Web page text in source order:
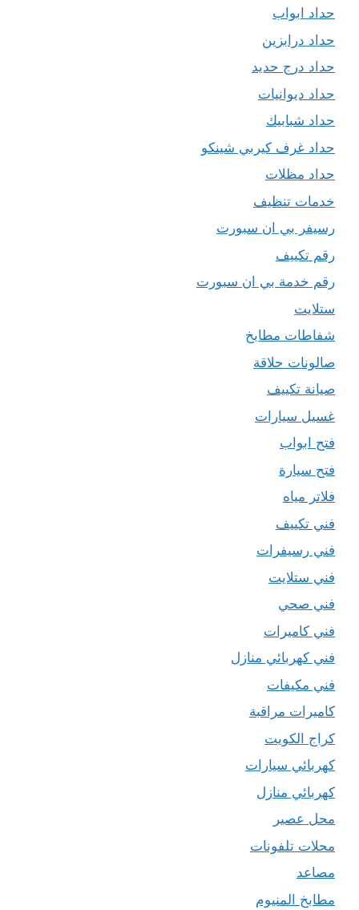
حداد ابواب
حداد درابزين
حداد درج حديد
حداد ديوانيات
حداد شبابيك
حداد غرف كيربي شينكو
حداد مظلات
خدمات تنظيف
رسيفر بي ان سبورت
رقم تكييف
رقم خدمة بي ان سبورت
ستلايت
شفاطات مطابخ
صالونات حلاقة
صيانة تكييف
غسيل سيارات
فتح ابواب
فتح سيارة
فلاتر مياه
فني تكييف
فني رسيفرات
فني ستلايت
فني صحي
فني كاميرات
فني كهربائي منازل
فني مكيفات
كاميرات مراقبة
كراج الكويت
كهربائي سيارات
كهربائي منازل
محل عصير
محلات تلفونات
مصاعد
مطابخ المنيوم